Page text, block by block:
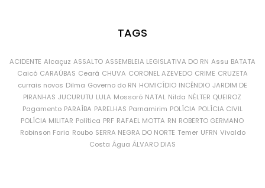
TAGS
ACIDENTE Alcaçuz ASSALTO ASSEMBLEIA LEGISLATIVA DO RN Assu BATATA
Caicó CARAÚBAS Ceará CHUVA CORONEL AZEVEDO CRIME CRUZETA
currais novos Dilma Governo do RN HOMICÍDIO INCÊNDIO JARDIM DE
PIRANHAS JUCURUTU LULA Mossoró NATAL Nilda NÉLTER QUEIROZ
Pagamento PARAÍBA PARELHAS Parnamirim POLÍCIA POLÍCIA CIVIL
POLÍCIA MILITAR Política PRF RAFAEL MOTTA RN ROBERTO GERMANO
Robinson Faria Roubo SERRA NEGRA DO NORTE Temer UFRN Vivaldo
Costa Água ÁLVARO DIAS